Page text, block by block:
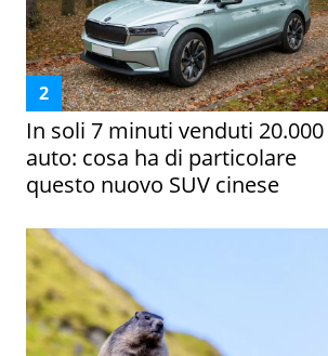
In soli 7 minuti venduti 20.000
auto: cosa ha di particolare
questo nuovo SUV cinese